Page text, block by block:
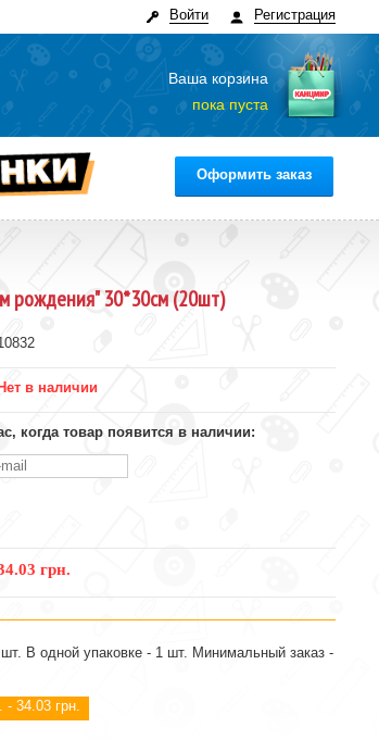
Регистрация
Войти
Ваша корзина
пока пуста
Оформить заказ
рождения" 30*30см (20шт)
Нет в наличии
когда товар появится в наличии:
грн.
В одной упаковке - 1 шт. Минимальный заказ -
- 34.03 грн.